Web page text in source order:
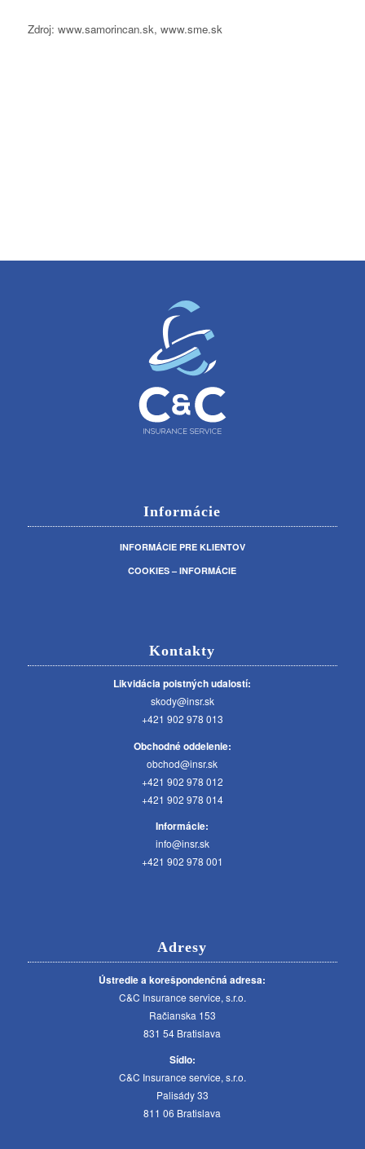
Zdroj: www.samorincan.sk, www.sme.sk
Informácie
INFORMÁCIE PRE KLIENTOV
COOKIES – INFORMÁCIE
Kontakty
Likvidácia poistných udalostí:
skody@insr.sk
+421 902 978 013
Obchodné oddelenie:
obchod@insr.sk
+421 902 978 012
+421 902 978 014
Informácie:
info@insr.sk
+421 902 978 001
Adresy
Ústredie a korešpondenčná adresa:
C&C Insurance service, s.r.o.
Račianska 153
831 54 Bratislava
Sídlo:
C&C Insurance service, s.r.o.
Palisády 33
811 06 Bratislava